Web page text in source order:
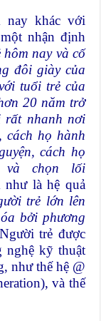
nay khác với
nhận định
nay và cố
đôi giày của
tuổi trẻ của
20 năm trở
rất nhanh nơi
cách họ hành
cách họ
và chọn lối
như là hệ quả
trẻ lớn lên
bởi phương
Người trẻ được
nghệ kỹ thuật
như thế hệ @
và thế